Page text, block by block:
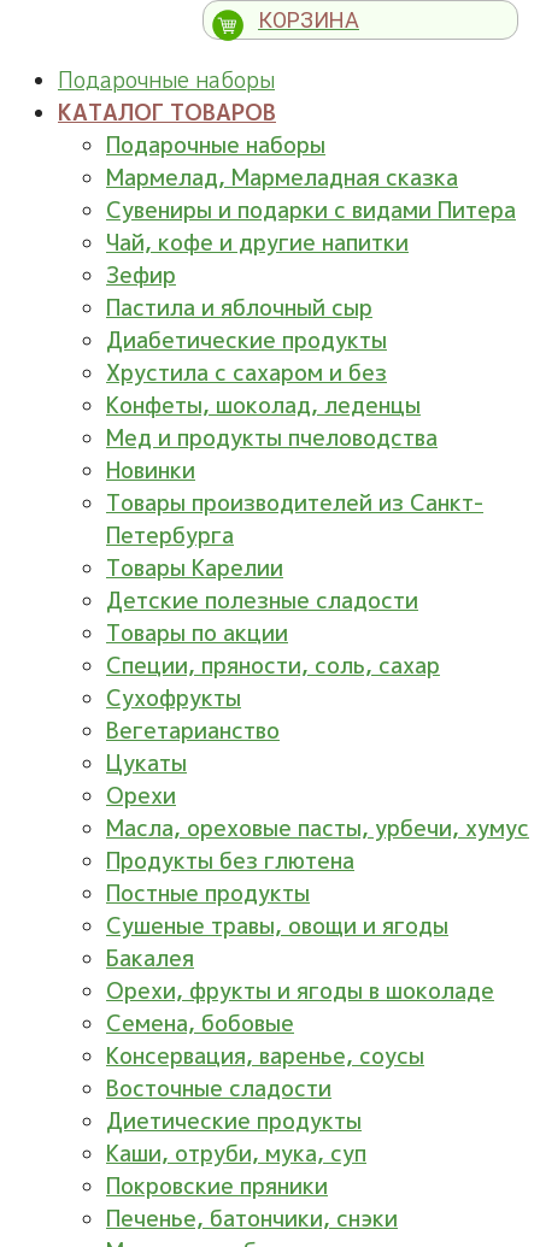
КОРЗИНА
Подарочные наборы
КАТАЛОГ ТОВАРОВ
Подарочные наборы
Мармелад, Мармеладная сказка
Сувениры и подарки с видами Питера
Чай, кофе и другие напитки
Зефир
Пастила и яблочный сыр
Диабетические продукты
Хрустила с сахаром и без
Конфеты, шоколад, леденцы
Мед и продукты пчеловодства
Новинки
Товары производителей из Санкт-
Петербурга
Товары Карелии
Детские полезные сладости
Товары по акции
Специи, пряности, соль, сахар
Сухофрукты
Вегетарианство
Цукаты
Орехи
Масла, ореховые пасты, урбечи, хумус
Продукты без глютена
Постные продукты
Сушеные травы, овощи и ягоды
Бакалея
Орехи, фрукты и ягоды в шоколаде
Семена, бобовые
Консервация, варенье, соусы
Восточные сладости
Диетические продукты
Каши, отруби, мука, суп
Покровские пряники
Печенье, батончики, снэки